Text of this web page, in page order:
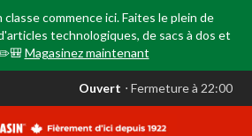
commence ici. Faites le plein de
technologiques, de sacs à dos et
Magasinez maintenant
votre
est
Ouvert ⋅ Fermeture à 22:00